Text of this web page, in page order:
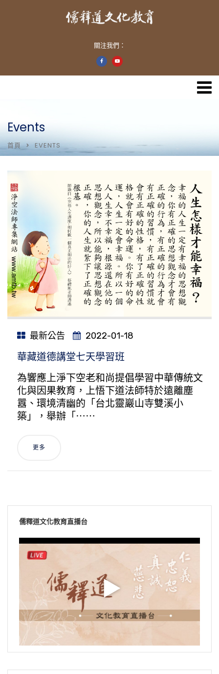
關注我們：
Events
首頁 EVENTS
最新公告 2022-01-18
華藏道德講堂七天學習班
為響應上淨下空老和尚提倡學習中華傳統文
化與因果教育，上悟下道法師特於遠離塵
囂、環境清幽的「台北靈巖山寺雙溪小
築」，舉辦「⋯⋯
更多
儒釋道文化教育直播台